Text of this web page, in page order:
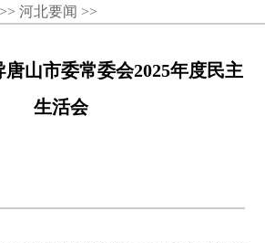
河北要闻 >>
山市委常委会2025年度民主
生活会